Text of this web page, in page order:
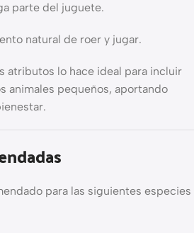
parte del juguete.
natural de roer y jugar.
atributos lo hace ideal para incluir
animales pequeños, aportando
para las siguientes especies